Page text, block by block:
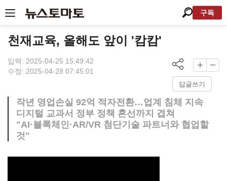
구독
천재교육, 올해도 앞이 '캄캄'
입력: 2025-04-25 15:49:42
수정: 2025-04-28 07:45:01
답글쓰기
작년 영업손실 92억 적자전환…업계 침체 지속
디지털 교과서 정부 정책 혼선까지 겹쳐
"AI·블록체인·AR/VR 첨단기술 파트너와 협업할
것"